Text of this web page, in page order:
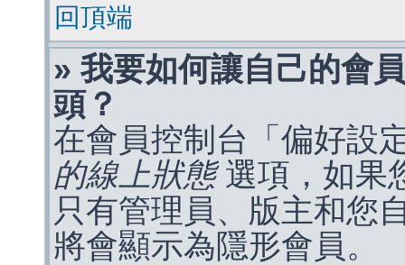
回頂端
» 我要如何讓自己的會
頭？
在會員控制台「偏好設
的線上狀態選項，如果
只有管理員、版主和您
將會顯示為隱形會員。